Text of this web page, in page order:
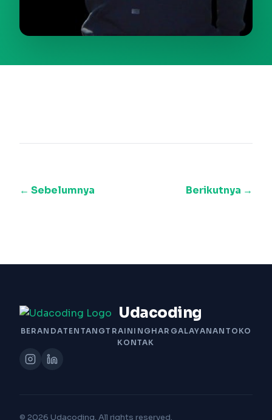
← Sebelumnya Berikutnya →
Udacoding
BERANDATENTANGTRAININGHARGALAYANAN TOKO
KONTAK
© 2026 Udacoding. All rights reserved.